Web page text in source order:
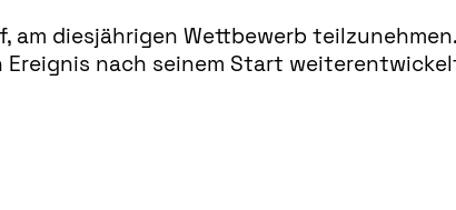
diesjährigen Wettbewerb
Ereignis nach seinem Start